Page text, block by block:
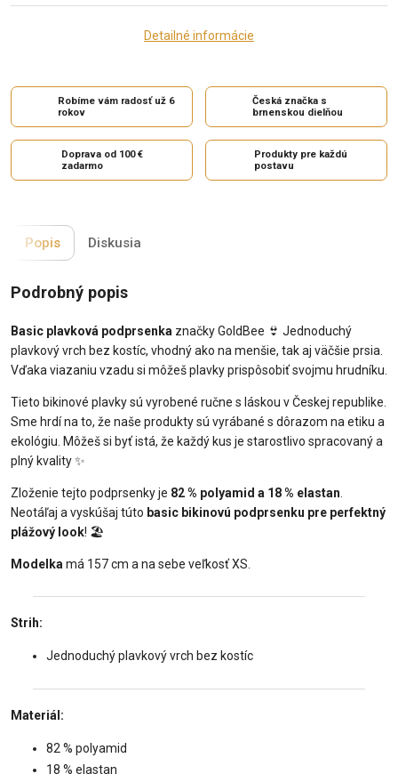
Detailné informácie
Robíme vám radosť už 6
rokov
Česká značka s
brnenskou dielňou
Doprava od 100 €
zadarmo
Produkty pre každú
postavu
Popis Diskusia
Podrobný popis
Basic plavková podprsenka značky GoldBee 👙 Jednoduchý
plavkový vrch bez kostíc, vhodný ako na menšie, tak aj väčšie prsia.
Vďaka viazaniu vzadu si môžeš plavky prispôsobiť svojmu hrudníku.
Tieto bikinové plavky sú vyrobené ručne s láskou v Českej republike.
Sme hrdí na to, že naše produkty sú vyrábané s dôrazom na etiku a
ekológiu. Môžeš si byť istá, že každý kus je starostlivo spracovaný a
plný kvality ✨
Zloženie tejto podprsenky je 82 % polyamid a 18 % elastan
Neotáľaj a vyskúšaj túto basic bikinovú podprsenku pre perfektný
plážový look! 🏖️
Modelka má 157 cm a na sebe veľkosť XS.
Strih:
Jednoduchý plavkový vrch bez kostíc
Materiál:
82 % polyamid
18 % elastan